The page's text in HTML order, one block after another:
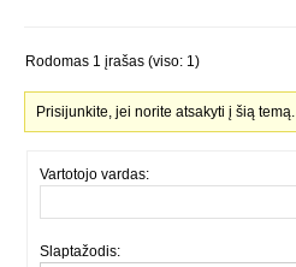
Rodomas 1 įrašas (viso: 1)
Prisijunkite, jei norite atsakyti į šią temą.
Vartotojo vardas:
Slaptažodis: